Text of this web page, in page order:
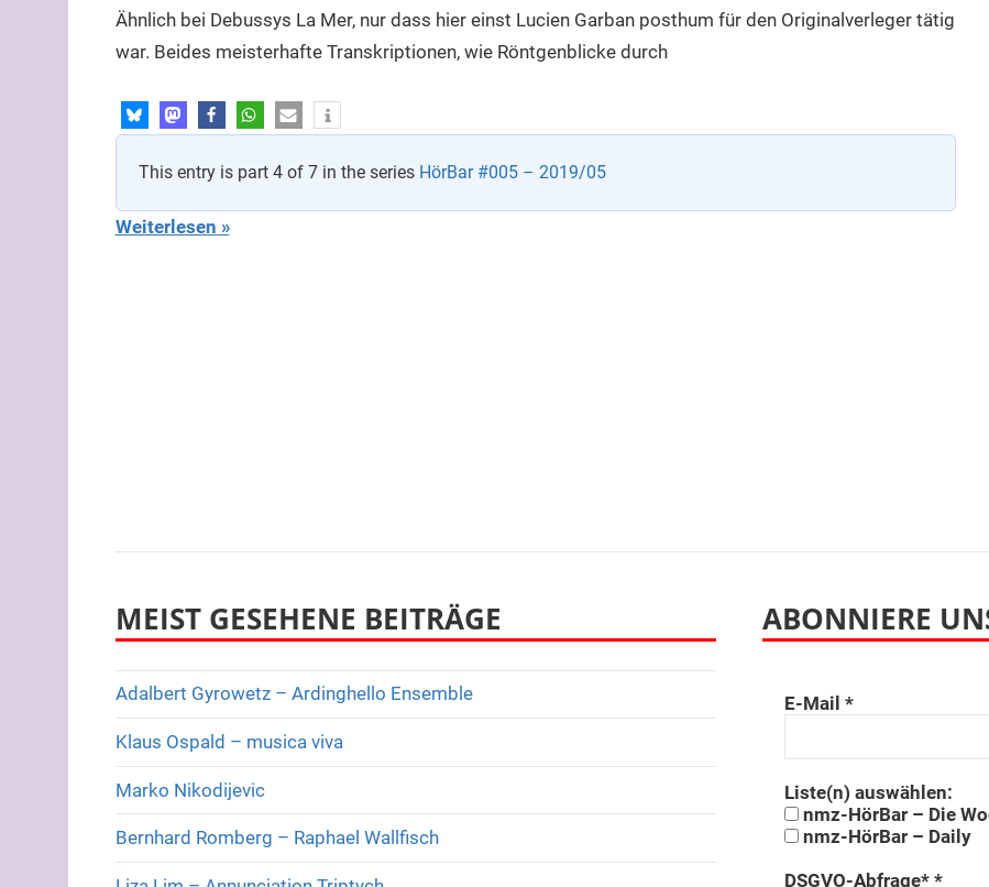
Ähnlich bei Debussys La Mer, nur dass hier einst Lucien Garban posthum für den Originalverleger tätig
war. Beides meisterhafte Transkriptionen, wie Röntgenblicke durch
This entry is part 4 of 7 in the series HörBar #005 – 2019/05
Weiterlesen
MEIST GESEHENE BEITRÄGE
Adalbert Gyrowetz – Ardinghello Ensemble
Klaus Ospald – musica viva
Marko Nikodijevic
Bernhard Romberg – Raphael Wallfisch
ABONNIERE
E-Mail*
Liste(n) auswählen:
nmz-HörBar – Die
nmz-HörBar – Daily
DSGVO-Abfrage**